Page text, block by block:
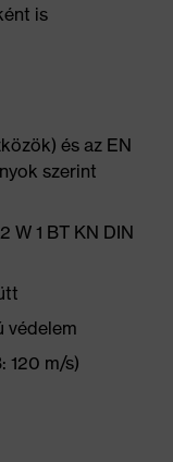
is
és az EN
szerint
W 1 BT KN DIN
védelem
120 m/s)